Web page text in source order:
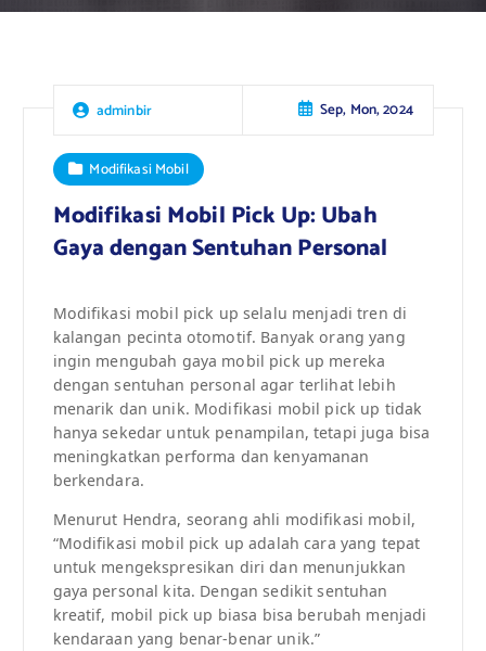
adminbir Sep, Mon, 2024
Modifikasi Mobil
Modifikasi Mobil Pick Up: Ubah
Gaya dengan Sentuhan Personal
Modifikasi mobil pick up selalu menjadi tren di
kalangan pecinta otomotif. Banyak orang yang
ingin mengubah gaya mobil pick up mereka
dengan sentuhan personal agar terlihat lebih
menarik dan unik. Modifikasi mobil pick up tidak
hanya sekedar untuk penampilan, tetapi juga bisa
meningkatkan performa dan kenyamanan
berkendara.
Menurut Hendra, seorang ahli modifikasi mobil,
“Modifikasi mobil pick up adalah cara yang tepat
untuk mengekspresikan diri dan menunjukkan
gaya personal kita. Dengan sedikit sentuhan
kreatif, mobil pick up biasa bisa berubah menjadi
kendaraan yang benar-benar unik.”